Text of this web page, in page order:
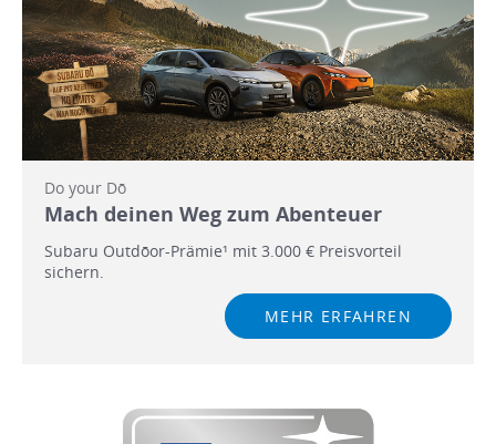
Do your Dō
Mach deinen Weg zum Abenteuer
Subaru Outdōor-Prämie¹ mit 3.000 € Preisvorteil
sichern.
MEHR ERFAHREN